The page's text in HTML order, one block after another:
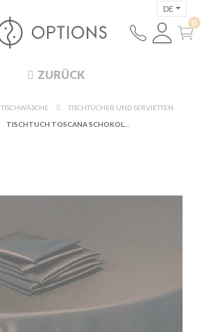
DE
ZURÜCK
TISCHWÄSCHE
TISCHTÜCHER UND SERVIETTEN